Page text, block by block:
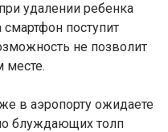
удалении ребенка
поступит
не позволит
месте.
в аэропорту ожидаете
блуждающих толп